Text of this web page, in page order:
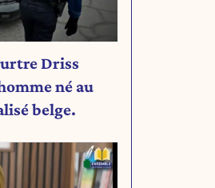
Driss
né au
belge.